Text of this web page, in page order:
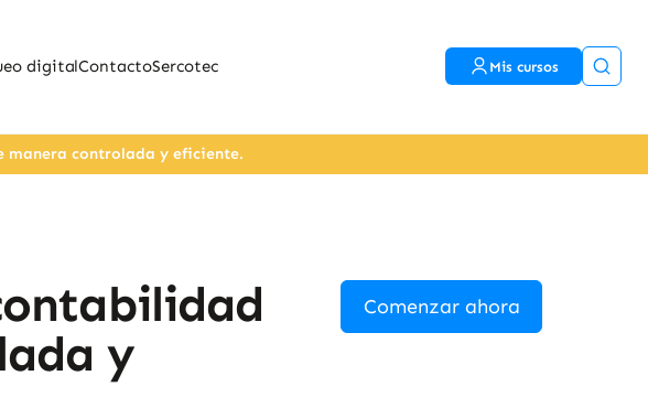
digitalContactoSercotec Mis cursos
manera controlada y eficiente.
y
Comenzar ahora